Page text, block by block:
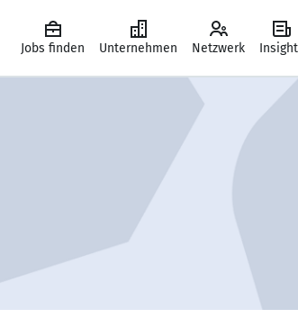
Jobs finden Unternehmen Netzwerk